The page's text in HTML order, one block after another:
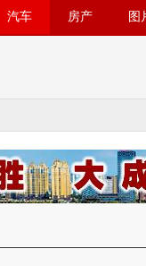
汽车 房产 图